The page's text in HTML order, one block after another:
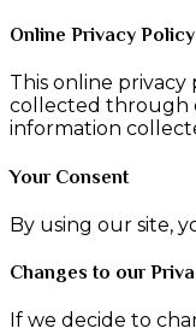
Online Privacy
This online
collected through
information
Your Consent
By using our site,
Changes to our
If we decide to